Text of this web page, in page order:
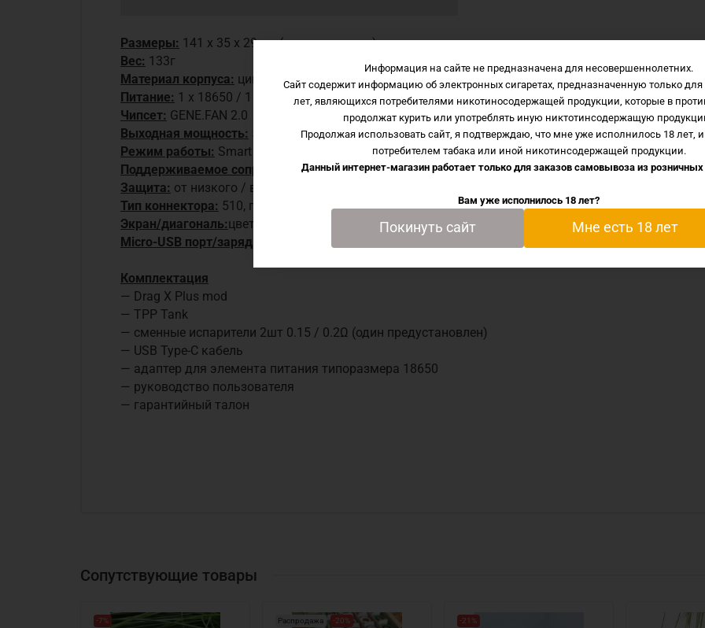
Размеры: 141 х 35 х 29мм (кит полностью)
Вес: 133г
Материал корпуса: цинковый сплав + экокожа
Питание: 1 х 18650 / 1 х 21700
Чипсет: GENE.FAN 2.0
Выходная мощность: 5 — 100Вт
Режим работы: Smart mode, RBA mode
Поддерживаемое сопротивление:0.1 — 3.0Ω
Защита: от низкого / высокого сопротивления, от перегрева, от короткого замыкания, от
Тип коннектора: 510, пин подпружиненный
Экран/диагональ:цветной, 0.96”
Micro-USB порт/зарядка:
Комплектация
— Drag X Plus mod
— TPP Tank
— сменные испарители 2шт 0.15 / 0.2Ω (один предустановлен)
— USB Type-C кабель
— адаптер для элемента питания типоразмера 18650
— руководство пользователя
— гарантийный талон
Сопутствующие товары
-7% Распродажа -20% -21%
Информация на сайте не предназначена для несовершеннолетних.
Сайт содержит информацию об электронных сигаретах, предназначенную только
лет, являющихся потребителями никотиносодержащей продукции, которые в
продолжат курить или употреблять иную никтотинсодержащую
Продолжая использовать сайт, я подтверждаю, что мне уже исполнилось 18 лет,
потребителем табака или иной никотинсодержащей продукции.
Данный интернет-магазин работает только для заказов самовывоза из розничных
Вам уже исполнилось 18 лет?
Покинуть сайт Мне есть 18 лет